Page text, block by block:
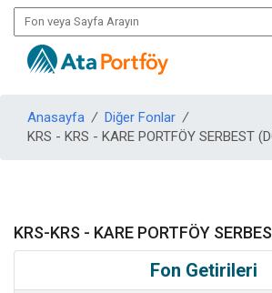
Anasayfa / Diğer Fonlar /
KRS - KRS - KARE PORTFÖY SERBEST
KRS-KRS - KARE PORTFÖY
Fon Getirileri